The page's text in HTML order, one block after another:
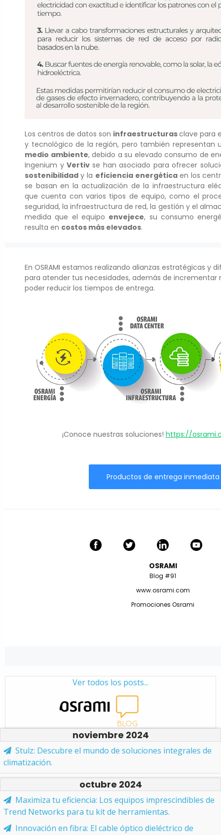
Los centros de datos son infraestructurasclave para
y tecnológico de la región, pero también representan
medio ambiente, debido a su elevado consumo de
Ingenium yVertiv se han asociado para ofrecer
sostenibilidad y la eficiencia energética en los
se basan en la actualización de la infraestructura
que cuenta con varios tipos de equipo, como el
seguridad, la infraestructura de red, la gestión y el
medida que el equipo envejece, su consumo
resulta en costos más elevados.
En OSRAMI estamos realizando alianzas estratégicas y
para atender tus necesidades, además de incrementar
poder reducir los tiempos de entrega.
¡Conoce nuestras soluciones! https://
Productos de entrega inmediata
OSRAMI
Blog #91
www.osrami.com
Promociones Osrami
Ver todos los posts...
noviembre 2024
Stulz: Descubre el mundo de soluciones integrales de
climatización.
octubre 2024
Maximiza tu eficiencia: Los equipos imprescindibles de
Trend Networks para tu kit de herramientas.
Innovación en fibra: El cable óptico dieléctrico de